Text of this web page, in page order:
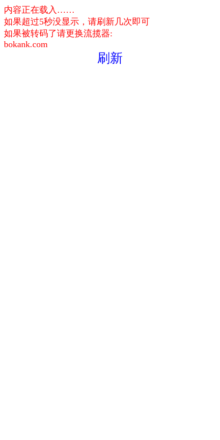
内容正在载入……
如果超过5秒没显示，请刷新几次即可
如果被转码了请更换流揽器:
bokank.com
刷新